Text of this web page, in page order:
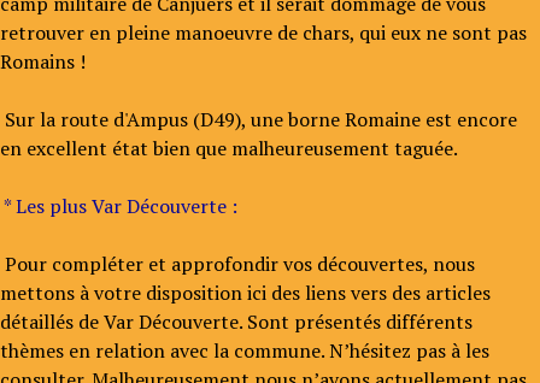
retrouver en pleine manoeuvre de chars, qui eux ne sont pas
Romains !
Sur la route d'Ampus (D49), une borne Romaine est encore
en excellent état bien que malheureusement taguée.
* Les plus Var Découverte :
Pour compléter et approfondir vos découvertes, nous
mettons à votre disposition ici des liens vers des articles
détaillés de Var Découverte. Sont présentés différents
thèmes en relation avec la commune. N’hésitez pas à les